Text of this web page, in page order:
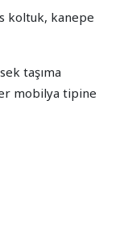
koltuk, kanepe
taşıma
mobilya tipine